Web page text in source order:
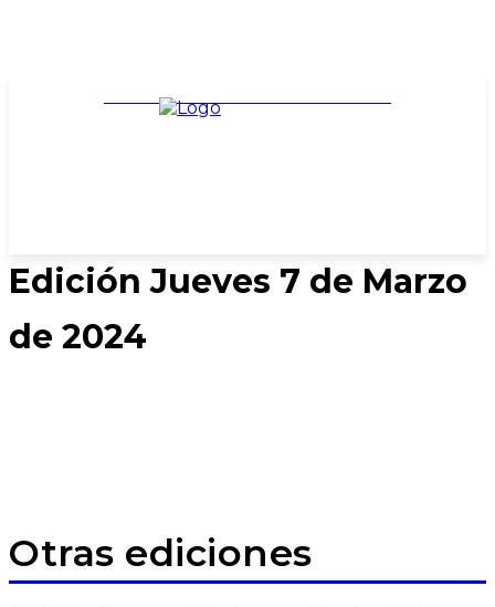
TARIFARIO ELECCIONES 2025
Edición Jueves 7 de Marzo
de 2024
Otras ediciones